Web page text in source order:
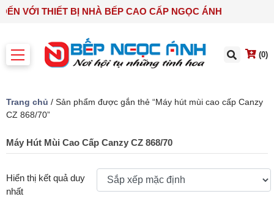
ĐẾN VỚI THIẾT BỊ NHÀ BẾP CAO CẤP NGỌC ÁNH
(0)
Trang chủ / Sản phẩm được gắn thẻ “Máy hút mùi cao cấp Canzy
CZ 868/70”
Máy Hút Mùi Cao Cấp Canzy CZ 868/70
Hiển thị kết quả duy
nhất